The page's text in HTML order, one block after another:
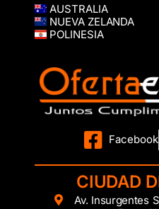
AUSTRALIA
NUEVA ZELANDA
POLINESIA
Facebook
CIUDAD
Av. Insurgentes